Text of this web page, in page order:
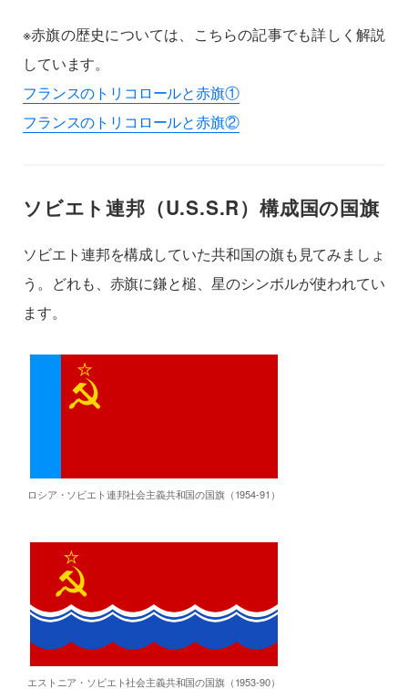
※赤旗の歴史については、こちらの記事でも詳しく解説
しています。
フランスのトリコロールと赤旗①
フランスのトリコロールと赤旗②
ソビエト連邦（U.S.S.R）構成国の国旗
ソビエト連邦を構成していた共和国の旗も見てみましょ
う。どれも、赤旗に鎌と槌、星のシンボルが使われてい
ます。
ロシア・ソビエト連邦社会主義共和国の国旗（1954-91）
エストニア・ソビエト社会主義共和国の国旗（1953-90）